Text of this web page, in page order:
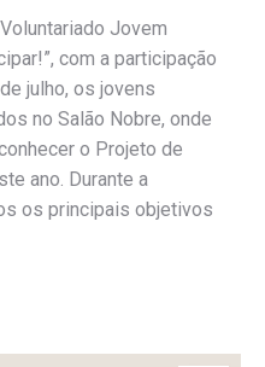
Jovem
com a participação
julho, os jovens
no Salão Nobre, onde
o Projeto de
ano. Durante a
os principais objetivos